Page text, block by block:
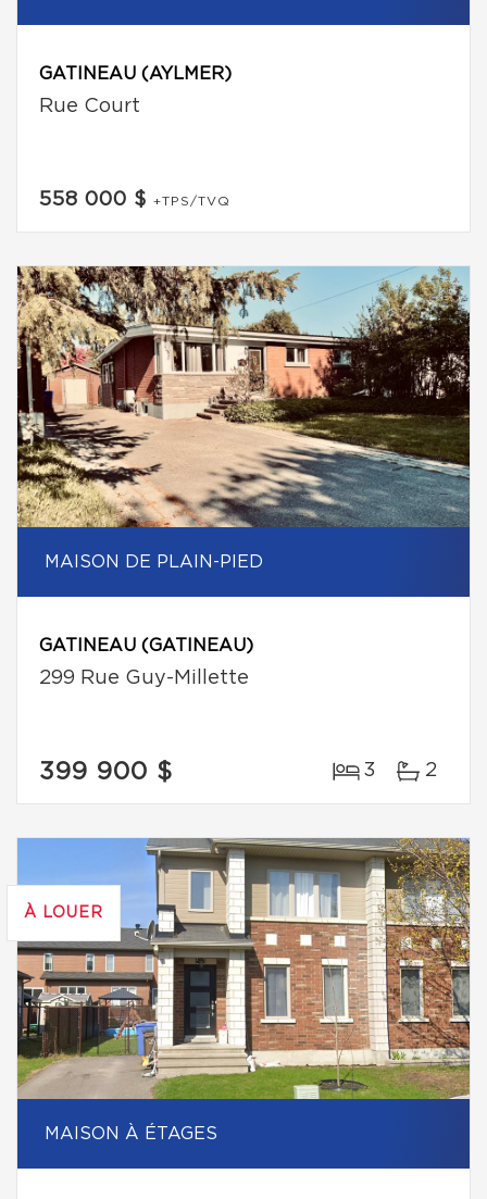
GATINEAU (AYLMER)
Rue Court
558 000 $ +TPS/TVQ
MAISON DE PLAIN-PIED
GATINEAU (GATINEAU)
299 Rue Guy-Millette
399 900 $ 3 2
À LOUER
MAISON À ÉTAGES